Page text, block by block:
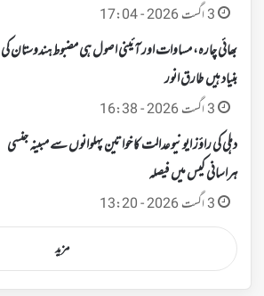
3 اگست 2026 - 17:04
بھائی چارہ، مساوات اور آئینی اصول ہی مضبوط ہندوستان کی
بنیاد ہیں طارق انور
3 اگست 2026 - 16:38
دہلی کی راؤز ایونیو عدالت کا خواتین پہلوانوں سے مبینہ جنسی
ہراسانی کیس میں فیصلہ
3 اگست 2026 - 13:20
مزید